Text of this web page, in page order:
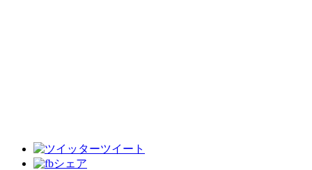
ツイート
シェア